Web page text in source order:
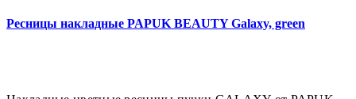
Ресницы накладные PAPUK BEAUTY Galaxy, green